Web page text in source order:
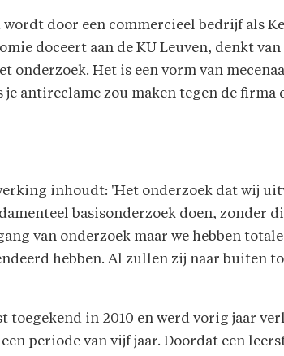
door een commercieel bedrijf als
doceert aan de KU Leuven, denkt
onderzoek. Het is een vorm van
je antireclame zou maken tegen de
inhoudt: 'Het onderzoek dat wij
basisonderzoek doen, zonder
van onderzoek maar we hebben
hebben. Al zullen zij naar buiten
toegekend in 2010 en werd vorig jaar
periode van vijf jaar. Doordat een